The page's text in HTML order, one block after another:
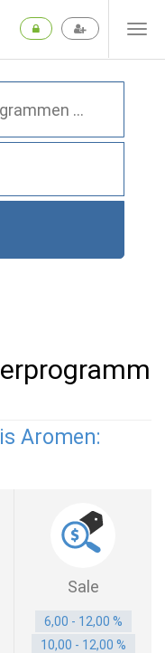
Aromen:
Sale
6,00 - 12,00 %
10,00 - 12,00 %